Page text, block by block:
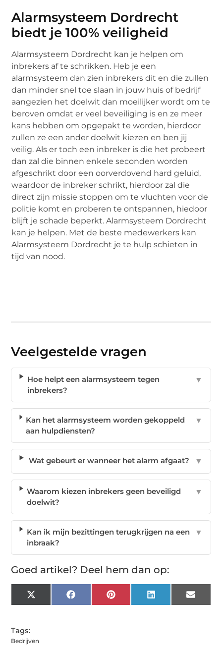
Alarmsysteem Dordrecht
biedt je 100% veiligheid
Alarmsysteem Dordrecht kan je helpen om
inbrekers af te schrikken. Heb je een
alarmsysteem dan zien inbrekers dit en die zullen
dan minder snel toe slaan in jouw huis of bedrijf
aangezien het doelwit dan moeilijker wordt om te
beroven omdat er veel beveiliging is en ze meer
kans hebben om opgepakt te worden, hierdoor
zullen ze een ander doelwit kiezen en ben jij
veilig. Als er toch een inbreker is die het probeert
dan zal die binnen enkele seconden worden
afgeschrikt door een oorverdovend hard geluid,
waardoor de inbreker schrikt, hierdoor zal die
direct zijn missie stoppen om te vluchten voor de
politie komt en proberen te ontspannen, hiedoor
blijft je schade beperkt. Alarmsysteem Dordrecht
kan je helpen. Met de beste medewerkers kan
Alarmsysteem Dordrecht je te hulp schieten in
tijd van nood.
Veelgestelde vragen
Hoe helpt een alarmsysteem tegen
inbrekers?
▼
Kan het alarmsysteem worden gekoppeld
aan hulpdiensten?
▼
Wat gebeurt er wanneer het alarm afgaat? ▼
Waarom kiezen inbrekers geen beveiligd
doelwit?
▼
Kan ik mijn bezittingen terugkrijgen na een
inbraak?
▼
Goed artikel? Deel hem dan op:
X
(Twitter)
FacebookPinterest LinkedIn Email
Tags:
Bedrijven